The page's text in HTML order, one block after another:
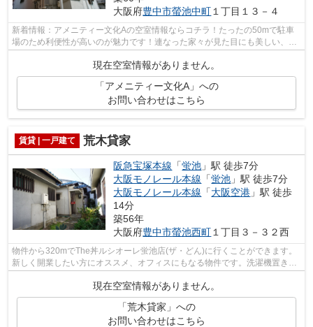
大阪府豊中市螢池中町 １丁目１３－４
新着情報：アメニティー文化Aの空室情報ならコチラ！たったの50mで駐車
場のため利便性が高いのが魅力です！連なった家々が見た目にも美しい、テ
現在空室情報がありません。
「アメニティー文化A」への
お問い合わせはこちら
賃貸 | 一戸建て 荒木貸家
阪急宝塚本線 「蛍池 」駅 徒歩7分
大阪モノレール本線 「蛍池 」駅 徒歩7分
大阪モノレール本線 「大阪空港 」駅 徒歩
14分
築56年
大阪府豊中市螢池西町 １丁目３－３２西
物件から320mでThe丼ルシオーレ蛍池店(ザ・どん)に行くことができます。
新しく開業したい方にオススメ、オフィスにもなる物件です。洗濯機置き場
がありますので毎日の洗濯がしやすくな...
現在空室情報がありません。
「荒木貸家」への
お問い合わせはこちら